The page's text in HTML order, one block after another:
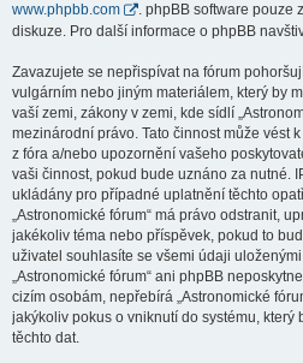
www.phpbb.com
. phpBB software pouze
diskuze. Pro další informace o phpBB
Zavazujete se nepřispívat na fórum
vulgárním nebo jiným materiálem, který by
vaší zemi, zákony v zemi, kde sídlí
mezinárodní právo. Tato činnost může vést
z fóra a/nebo upozornění vašeho
vaši činnost, pokud bude uznáno za nutné.
ukládány pro případné uplatnění těchto
„Astronomické fórum“ má právo odstranit,
jakékoliv téma nebo příspěvek, pokud to
uživatel souhlasíte se všemi údaji
„Astronomické fórum“ ani phpBB
cizím osobám, nepřebírá „Astronomické
jakýkoliv pokus o vniknutí do systému, který
těchto dat.